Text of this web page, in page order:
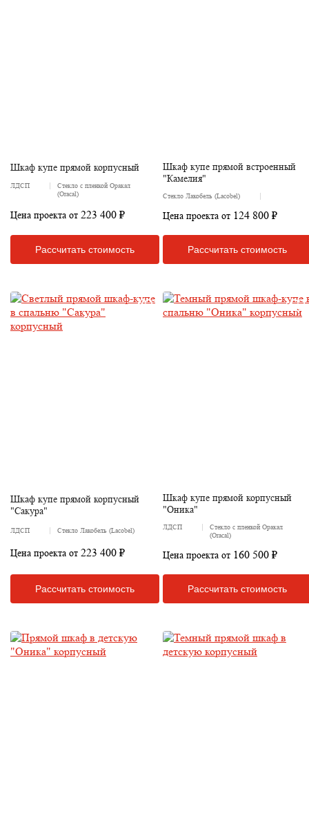
Шкаф купе прямой корпусный
ЛДСП
Стекло с пленкой Оракал
(Oracal)
Цена проекта от 223 400 ₽
Рассчитать стоимость
Шкаф купе прямой встроенный
"Камелия"
Стекло Лакобель (Lacobel)
Цена проекта от 124 800 ₽
Рассчитать стоимость
Шкаф купе прямой корпусный
"Сакура"
ЛДСП Стекло Лакобель (Lacobel)
Цена проекта от 223 400 ₽
Рассчитать стоимость
Шкаф купе прямой корпусный
"Оника"
ЛДСП
Стекло с пленкой Оракал
(Oracal)
Цена проекта от 160 500 ₽
Рассчитать стоимость